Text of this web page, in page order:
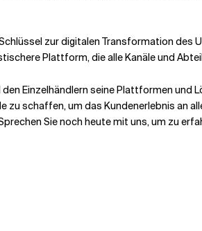
zur digitalen Transformation
Plattform, die alle Kanäle und
Einzelhändlern seine Plattformen und
schaffen, um das Kundenerlebnis an
Sie noch heute mit uns, um zu